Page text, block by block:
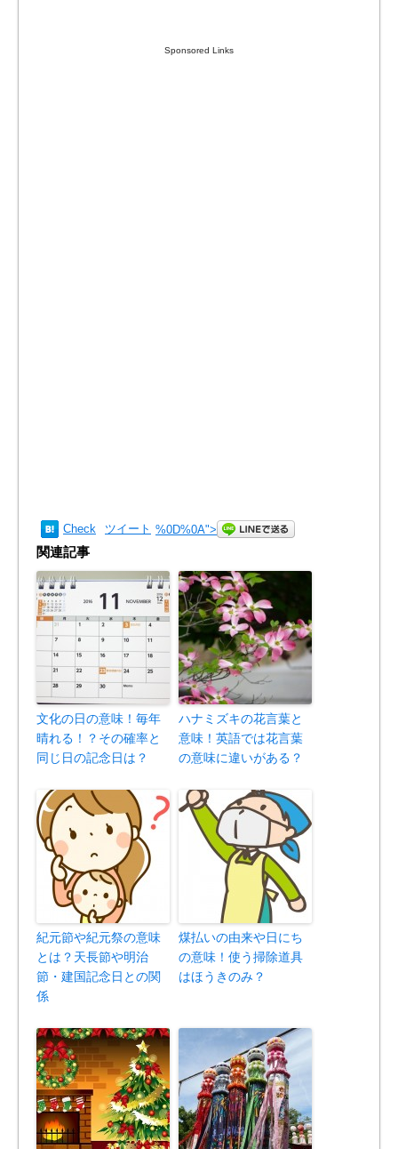
Sponsored Links
Check ツイート %0D%0A">
関連記事
文化の日の意味！毎年
晴れる！？その確率と
同じ日の記念日は？
ハナミズキの花言葉と
意味！英語では花言葉
の意味に違いがある？
紀元節や紀元祭の意味
とは？天長節や明治
節・建国記念日との関
係
煤払いの由来や日にち
の意味！使う掃除道具
はほうきのみ？